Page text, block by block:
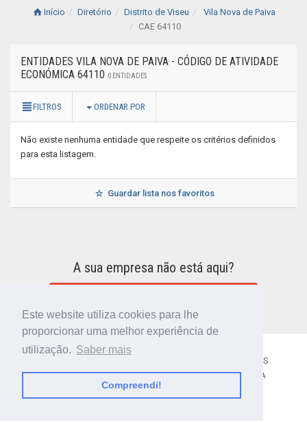
Este website utiliza cookies para lhe
proporcionar uma melhor experiência de
utilização. Saber mais
Compreendi!
Início Diretório Distrito de Viseu
Vila Nova de Paiva
CAE 64110
ENTIDADES VILA NOVA DE PAIVA - CÓDIGO DE ATIVIDADE
ECONÓMICA 64110 0 ENTIDADES
FILTROS ORDENAR POR
Não existe nenhuma entidade que respeite os critérios definidos
para esta listagem.
Guardar lista nos favoritos
A sua empresa não está aqui?
TERMOS E CONDIÇÕES
POLÍTICA DE PRIVACIDADE
CONTACTOS AJUDA